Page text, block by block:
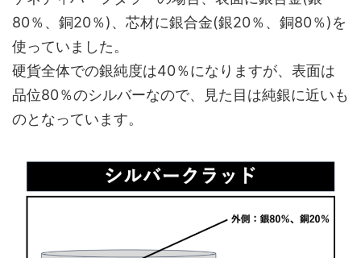
80％、銅20％)、芯材に銀合金(銀20％、銅80％)を
使っていました。
硬貨全体での銀純度は40％になりますが、表面は
品位80％のシルバーなので、見た目は純銀に近いも
のとなっています。